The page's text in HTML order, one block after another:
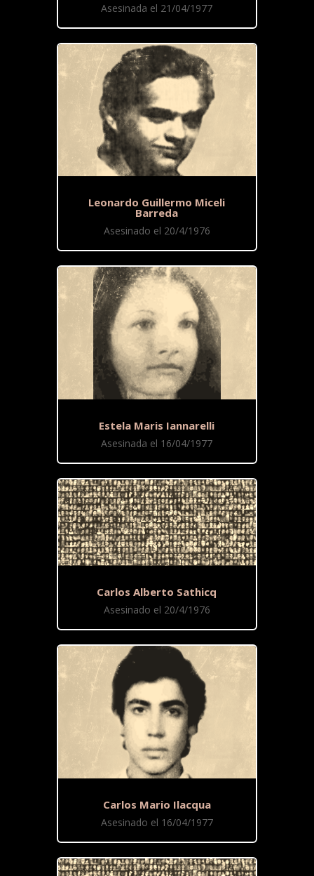
Asesinada el 21/04/1977
Leonardo Guillermo Miceli
Barreda
Asesinado el 20/4/1976
Estela Maris Iannarelli
Asesinada el 16/04/1977
Carlos Alberto Sathicq
Asesinado el 20/4/1976
Carlos Mario Ilacqua
Asesinado el 16/04/1977